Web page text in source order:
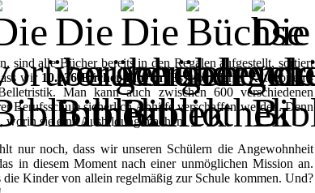
sind alle Bücher bereits in den Regalen aufgestellt, sortiert
wir 10.936 Bücher führen! Es gibt allerlei Kategorien -
Man kann auch zwischen 600 verschiedenen
Berufsschule sicherlich Abhilfe verschaffen werden. Denn
sie eine Ausbildung machen.
nur noch, dass wir unseren Schülern die Angewohnheit
in diesem Moment nach einer unmöglichen Mission an.
Kinder von allein regelmäßig zur Schule kommen. Und?